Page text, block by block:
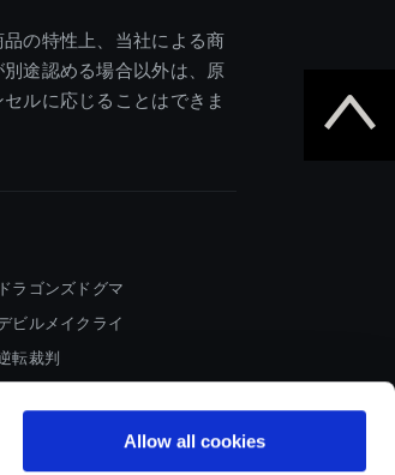
Allow all cookies
の特性上、当社による商
途認める場合以外は、原
ルに応じることはできま
ドラゴンズドグマ
ビルメイクライ
転裁判